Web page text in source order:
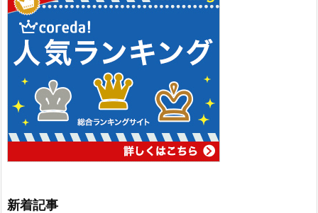
新着記事